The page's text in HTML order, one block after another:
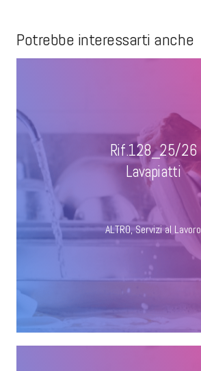
Potrebbe interessarti anche
Rif.128_25/26
Lavapiatti
ALTRO,Servizi al Lavoro